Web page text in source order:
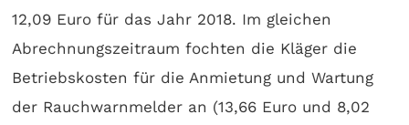
12,09 Euro für das Jahr 2018. Im gleichen
Abrechnungszeitraum fochten die Kläger die
Betriebskosten für die Anmietung und Wartung
der Rauchwarnmelder an (13,66 Euro und 8,02